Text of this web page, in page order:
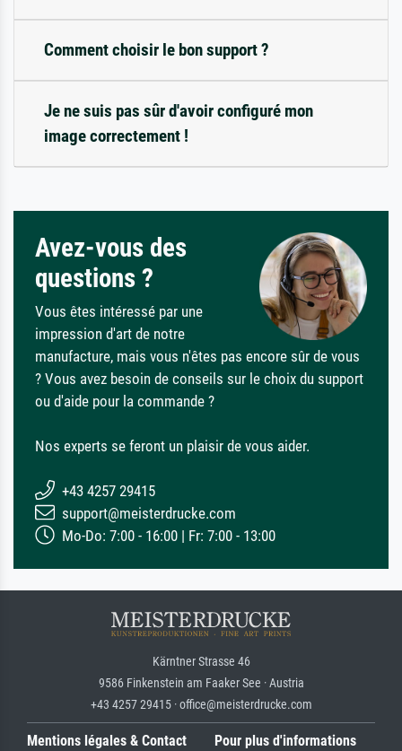
Comment choisir le bon support ?
Je ne suis pas sûr d'avoir configuré mon
image correctement !
Avez-vous des
questions ?
Vous êtes intéressé par une
impression d'art de notre
manufacture, mais vous n'êtes pas encore sûr de vous
? Vous avez besoin de conseils sur le choix du support
ou d'aide pour la commande ?
Nos experts se feront un plaisir de vous aider.
+43 4257 29415
support@meisterdrucke.com
Mo-Do: 7:00 - 16:00 | Fr: 7:00 - 13:00
Kärntner Strasse 46
9586 Finkenstein am Faaker See · Austria
+43 4257 29415 · office@meisterdrucke.com
Mentions légales & Contact Pour plus d'informations